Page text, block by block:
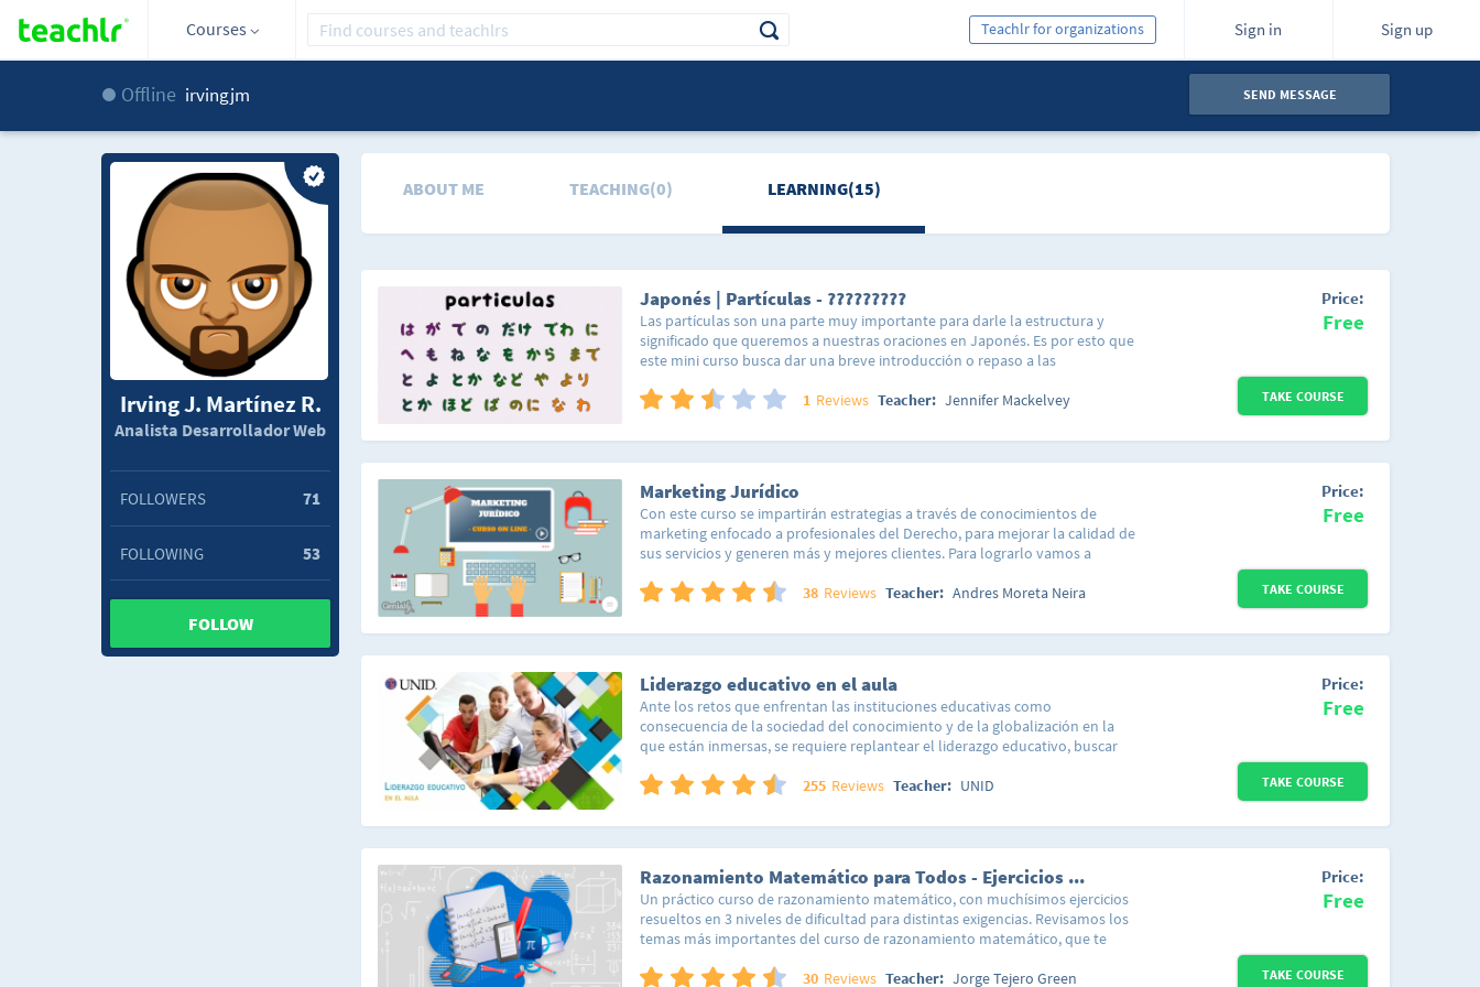
Courses Sign in Sign up
Teachlr for organizations
Offline irvingjm SEND MESSAGE
Irving J. Martínez R.
Analista Desarrollador Web
FOLLOWERS 71
FOLLOWING 53
FOLLOW
ABOUT ME TEACHING(0) LEARNING(15)
Japonés | Partículas - ?????????
Las partículas son una parte muy importante para darle la estructura y
significado que queremos a nuestras oraciones en Japonés. Es por esto que
este mini curso busca dar una breve introducción o repaso a las
online que incluyen explicación sobre su escritura, lectura, ubicación en la
1 Reviews Teacher: Jennifer Mackelvey
Price:
Free
TAKE COURSE
Marketing Jurídico
Con este curso se impartirán estrategias a través de conocimientos de
marketing enfocado a profesionales del Derecho, para mejorar la calidad de
sus servicios y generen más y mejores clientes. Para lograrlo vamos a
lecciones: 1. Marketing de Servicios2. Marketing Jurídico3. El Cliente del
Marca Personal del Abogado
38 Reviews Teacher: Andres Moreta Neira
Price:
Free
TAKE COURSE
Liderazgo educativo en el aula
Ante los retos que enfrentan las instituciones educativas como
consecuencia de la sociedad del conocimiento y de la globalización en la
que están inmersas, se requiere replantear el liderazgo educativo, buscar
operacional, función que engloba el análisis de la situación, la toma de
gestión de personas. Este curso “liderazgo educativo en el aula”, está
basado en la ponencia de Gros et al (2013), presentada en el XXXII Seminario
Interuniversitario de Teoría de la Educación sobre Liderazgo y Educación de
la Universidad de Cantabria, Santander España, en la que alude la evolución
que ha tenido el Liderazgo en distintas décadas, así en los 80 se distinguía
por buscar líderes controladores con una visión racionalista y burocrática
de las organizaciones, en tanto en los 90 centran la atención en líderes que
tuvieran la capacidad de planificar y ejecutar estratégicamente, repensando
255 Reviews Teacher: UNID
Price:
Free
TAKE COURSE
Razonamiento Matemático para Todos - Ejercicios Resueltos
Un práctico curso de razonamiento matemático, con muchísimos ejercicios
resueltos en 3 niveles de dificultad para distintas exigencias. Revisamos los
temas más importantes del curso de razonamiento matemático, que te
preparando para ingresar a alguna universidad, este curso, es para ti.
30 Reviews Teacher: Jorge Tejero Green
Price:
Free
TAKE COURSE